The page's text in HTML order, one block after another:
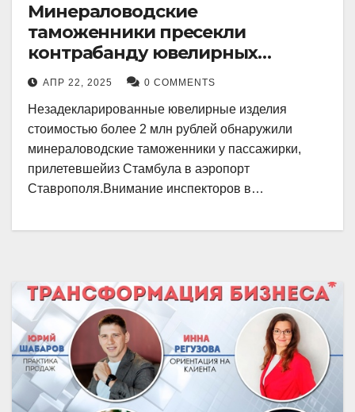
Минераловодские
таможенники пресекли
контрабанду ювелирных
изделий на 2 млн рублей
АПР 22, 2025 0 COMMENTS
Незадекларированные ювелирные изделия
стоимостью более 2 млн рублей обнаружили
минераловодские таможенники у пассажирки,
прилетевшейиз Стамбула в аэропорт
Ставрополя.Внимание инспекторов в…